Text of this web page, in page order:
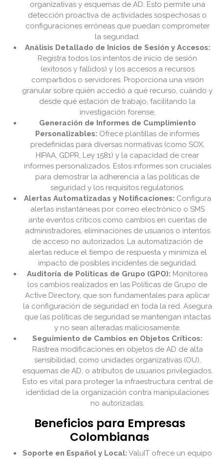
organizativas y esquemas de AD. Esto permite una
detección proactiva de actividades sospechosas o
configuraciones erróneas que puedan comprometer
la seguridad.
Análisis Detallado de Inicios de Sesión y Accesos:
Registra todos los intentos de inicio de sesión
(exitosos y fallidos) y los accesos a recursos
compartidos o servidores. Proporciona una visión
granular sobre quién accedió a qué recurso, cuándo y
desde qué estación de trabajo, facilitando la
investigación forense.
Generación de Informes de Cumplimiento
Personalizables: Ofrece plantillas de informes
predefinidas para diversas normativas (como SOX,
HIPAA, GDPR, Ley 1581) y la capacidad de crear
informes personalizados. Estos informes son cruciales
para demostrar la adherencia a las políticas de
seguridad y los requisitos regulatorios.
Alertas Automatizadas y Notificaciones: Configura
alertas instantáneas por correo electrónico o SMS
ante eventos críticos como cambios en cuentas de
administradores, eliminaciones de usuarios o intentos
de acceso no autorizados. La automatización de
alertas reduce el tiempo de respuesta y minimiza el
impacto de posibles incidentes de seguridad.
Auditoría de Políticas de Grupo (GPO): Monitorea
los cambios realizados en las Políticas de Grupo de
Active Directory, que son fundamentales para aplicar
la configuración de seguridad en toda la red. Asegura
que las políticas de seguridad se mantengan intactas
y no sean alteradas maliciosamente.
Seguimiento de Cambios en Objetos Críticos:
Rastrea modificaciones en objetos de AD de alta
sensibilidad, como unidades organizativas (OU),
esquemas de AD, o atributos de usuarios privilegiados.
Esto es vital para proteger la infraestructura central de
identidad de la organización contra manipulaciones
no autorizadas.
Beneficios para Empresas
Colombianas
Soporte en Español y Local: ValuIT ofrece un equipo